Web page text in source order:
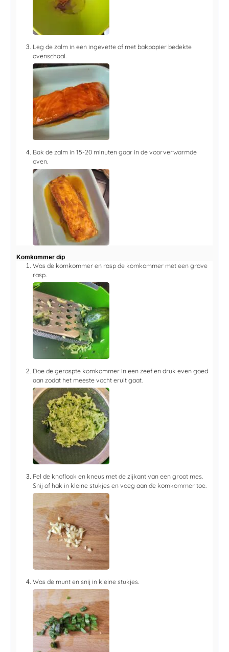
Leg de zalm in een ingevette of met bakpapier bedekte
ovenschaal.
Bak de zalm in15-20 minuten gaar in de voorverwarmde
oven.
Komkommer dip
Was de komkommer en rasp de komkommer met een grove
rasp.
Doe de geraspte komkommer in een zeef en druk even goed
aan zodat het meeste vocht eruit gaat.
Pel de knoflook en kneus met de zijkant van een groot mes.
Snij of hak in kleine stukjes en voeg aan de komkommer toe.
Was de munt en snij in kleine stukjes.